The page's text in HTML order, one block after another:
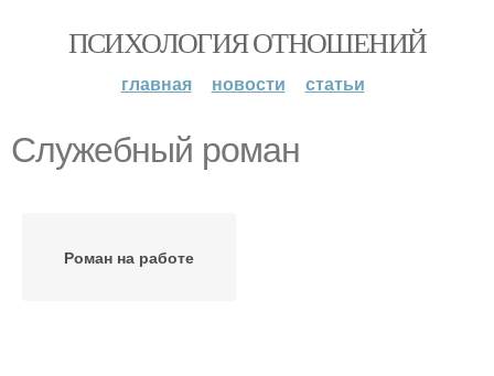
ПСИХОЛОГИЯ ОТНОШЕНИЙ
главная новости статьи
Служебный роман
Роман на работе